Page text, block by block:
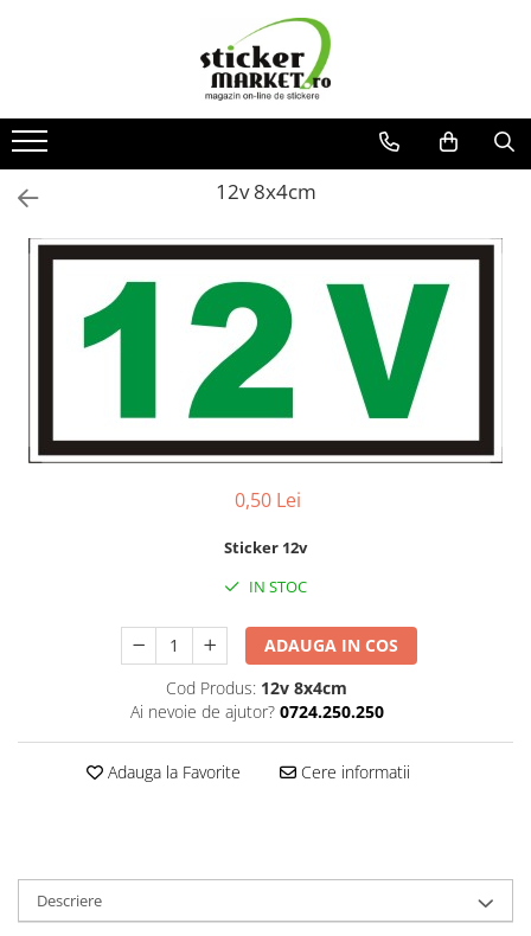
Produse la comandă
Bannere
Placute
Stickere Atentionare
Obligatii generale
Autocolante automate cafea
Stickere automate cafea
Placute PVC
Horeca
Statie GPL
12v 8x4cm
0,50 Lei
Sticker 12v
IN STOC
ADAUGA IN COS
Cod Produs: 12v 8x4cm
Ai nevoie de ajutor? 0724.250.250
Adauga la Favorite Cere informatii
Descriere